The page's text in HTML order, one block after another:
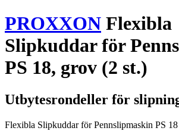
PROXXON Flexibla
Slipkuddar för
PS 18, grov (2 st.)
Utbytesrondeller för
Flexibla Slipkuddar för Pennslipmaskin PS 18